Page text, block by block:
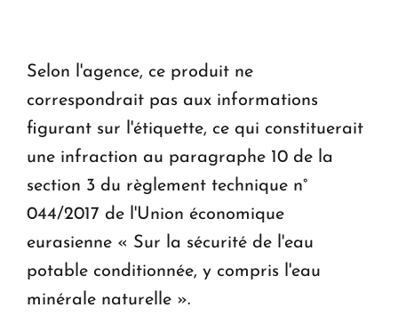
Selon l'agence, ce produit ne
correspondrait pas aux informations
figurant sur l'étiquette, ce qui constituerait
une infraction au paragraphe 10 de la
section 3 du règlement technique n°
044/2017 de l'Union économique
eurasienne « Sur la sécurité de l'eau
potable conditionnée, y compris l'eau
minérale naturelle ».